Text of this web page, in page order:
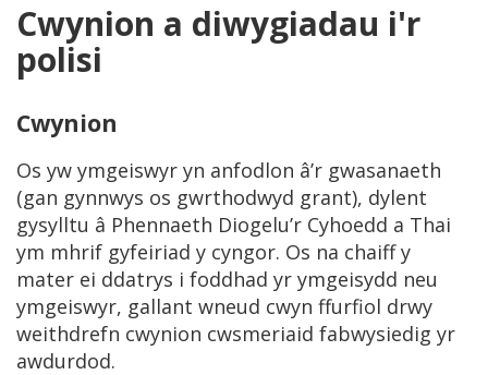
Cwynion a diwygiadau i'r
polisi
Cwynion
Os yw ymgeiswyr yn anfodlon â’r gwasanaeth
(gan gynnwys os gwrthodwyd grant), dylent
gysylltu â Phennaeth Diogelu’r Cyhoedd a Thai
ym mhrif gyfeiriad y cyngor. Os na chaiff y
mater ei ddatrys i foddhad yr ymgeisydd neu
ymgeiswyr, gallant wneud cwyn ffurfiol drwy
weithdrefn cwynion cwsmeriaid fabwysiedig yr
awdurdod.